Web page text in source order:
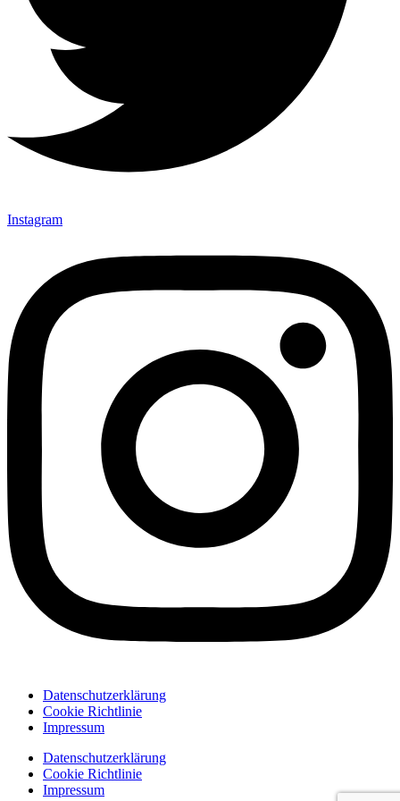
Instagram
Datenschutzerklärung
Cookie Richtlinie
Impressum
Datenschutzerklärung
Cookie Richtlinie
Impressum